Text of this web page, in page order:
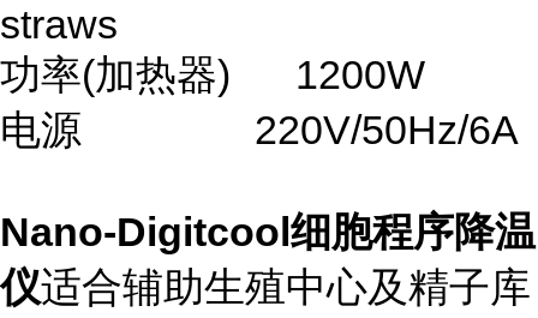
straws
功率(加热器) 1200W
电源 220V/50Hz/6A
Nano-Digitcool细胞程序降温
仪适合辅助生殖中心及精子库